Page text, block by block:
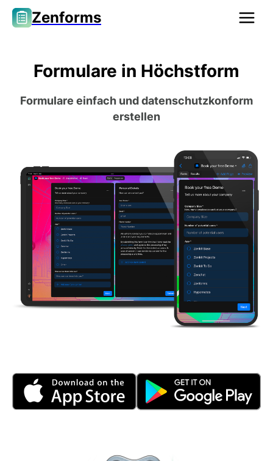
Zenforms
Formulare in Höchstform
Formulare einfach und datenschutzkonform
erstellen